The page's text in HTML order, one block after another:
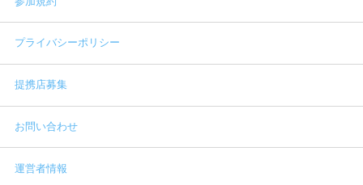
プライバシーポリシー
提携店募集
お問い合わせ
運営者情報